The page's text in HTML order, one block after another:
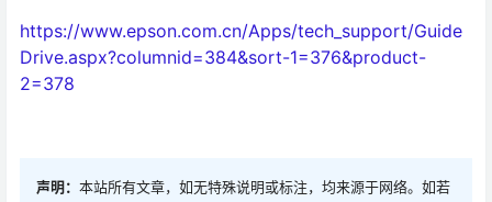
https://www.epson.com.cn/Apps/tech_support/Guide
Drive.aspx?columnid=384&sort-1=376&product-
2=378
声明： 本站所有文章，如无特殊说明或标注，均来源于网络。如若